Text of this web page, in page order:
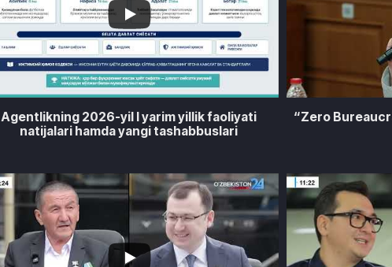
Agentlikning 2026-yil I yarim yillik faoliyati
natijalari hamda yangi tashabbuslari
“Zero
3 7 2